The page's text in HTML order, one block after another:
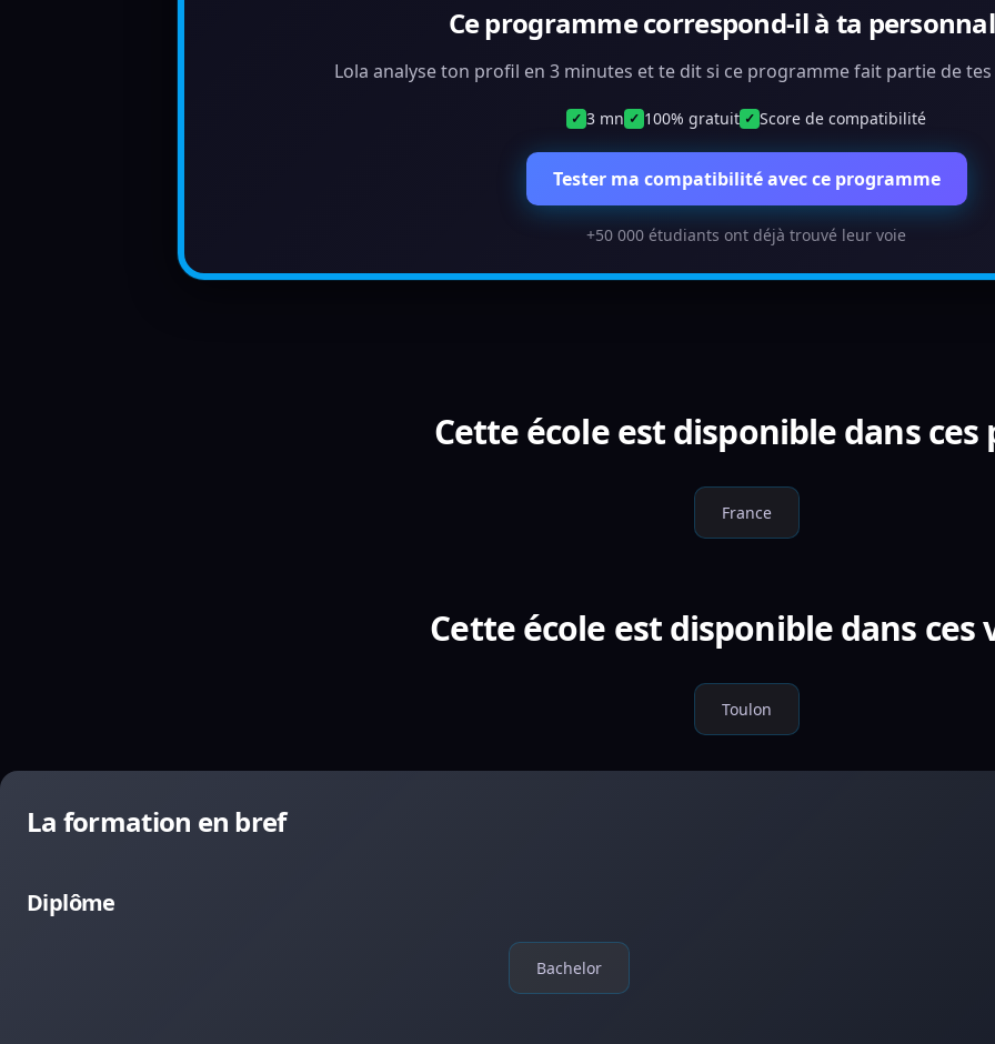
Ce programme correspond-il à ta
Lola analyse ton profil en 3 minutes et te dit si ce programme fait partie de tes
✓ 3 mn ✓ 100% gratuit ✓ Score de compatibilité
Tester ma compatibilité avec ce programme
+50 000 étudiants ont déjà trouvé leur voie
Cette école est disponible dans ces
France
Cette école est disponible dans ces
Toulon
La formation en bref
Diplôme
Bachelor